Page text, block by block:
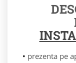
prezenta pe